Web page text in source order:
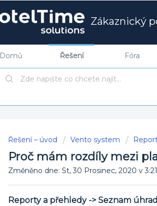
Zákaznický
Domů Řešení Fóra
Řešení – úvod Vento system
Proč mám rozdíly mezi
Změněno dne: St, 30 Prosinec, 2020 v
Reporty a přehledy -> Seznam